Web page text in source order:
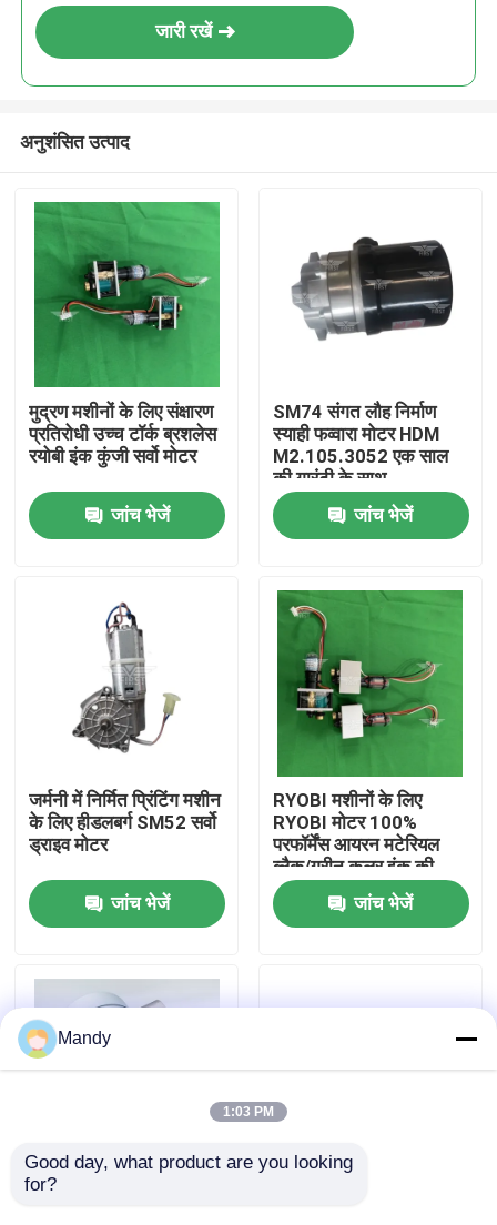
हमारे बारे में
कारखाने का दौरा
गुणवत्ता नियंत्रण
हमसे संपर्क करें
समाचार
मामले
जारी रखें
अनुशंसित उत्पाद
मुद्रण मशीनों के लिए संक्षारण
प्रतिरोधी उच्च टॉर्क ब्रशलेस
रयोबी इंक कुंजी सर्वो मोटर
जांच भेजें
SM74 संगत लौह निर्माण
स्याही फव्वारा मोटर HDM
M2.105.3052 एक साल
की गारंटी के साथ
जांच भेजें
जर्मनी में निर्मित प्रिंटिंग मशीन
के लिए हीडलबर्ग SM52 सर्वो
ड्राइव मोटर
जांच भेजें
RYOBI मशीनों के लिए
RYOBI मोटर 100%
परफॉर्मेंस आयरन मटेरियल
ब्लैक/ग्रीन कलर इंक की
मोटर
जांच भेजें
ग्रे लोहे के हवा ब्लोअर
Mandy
1:03 PM
Good day, what product are you looking
for?